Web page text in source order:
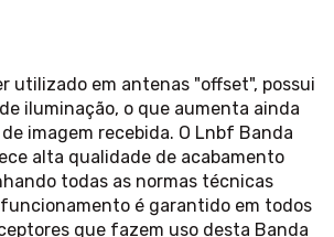
utilizado em antenas "offset", possui
iluminação, o que aumenta ainda
imagem recebida. O Lnbf Banda
alta qualidade de acabamento
todas as normas técnicas
é garantido em todos
que fazem uso desta Banda